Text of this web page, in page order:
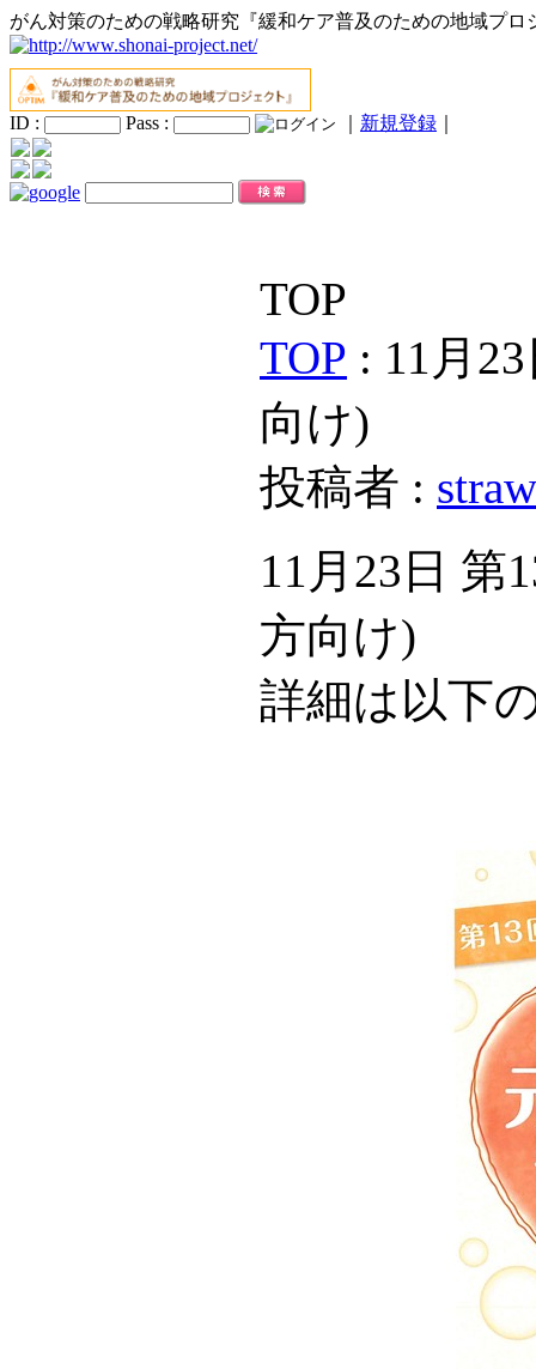
がん対策のための戦略研究『緩和ケア普及のための地域プロ
ID : Pass : 新規登録
TOP
TOP : 11月
向け)
投稿者 :
11月23日 第
方向け)
詳細は以下